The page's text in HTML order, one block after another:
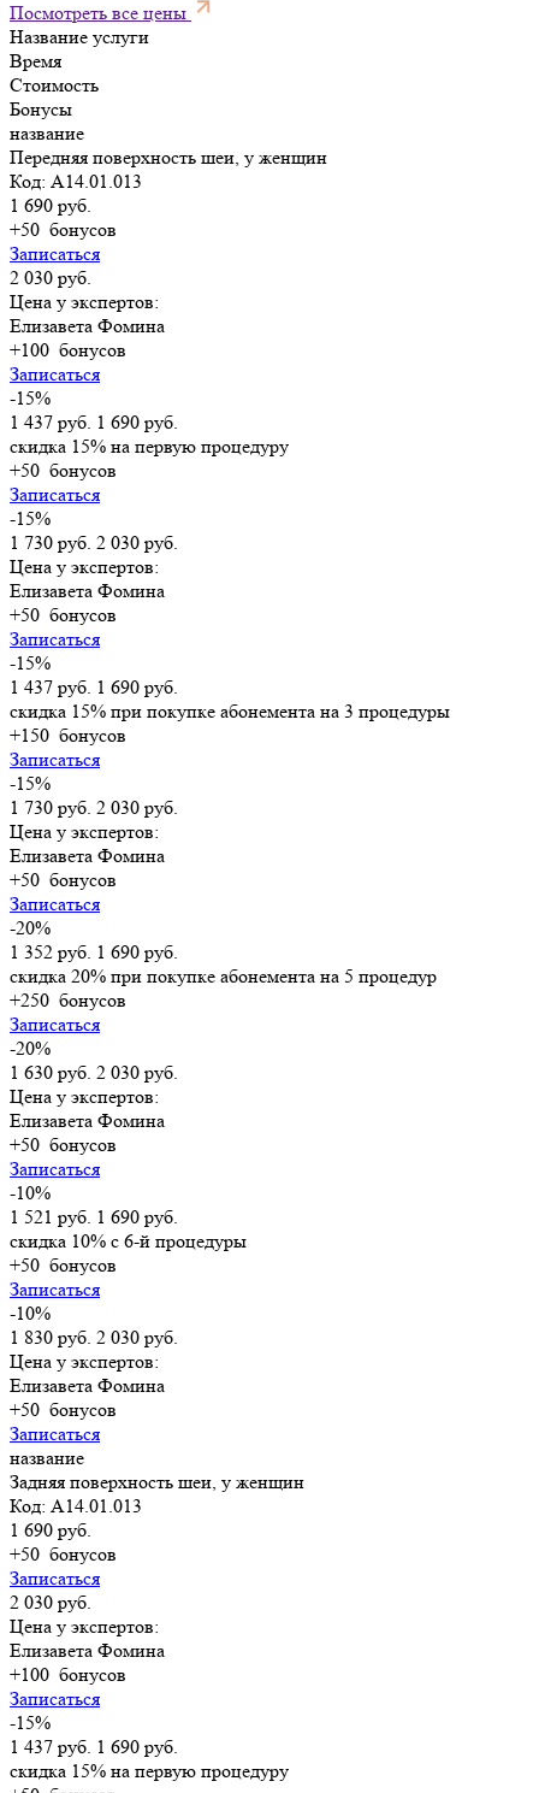
Посмотреть все цены
Название услуги
Время
Стоимость
Бонусы
название
Передняя поверхность шеи, у женщин
Код: A14.01.013
1 690 руб.
+50 бонусов
Записаться
2 030 руб.
Цена у экспертов:
Елизавета Фомина
+100 бонусов
Записаться
-15%
1 437 руб. 1 690 руб.
скидка 15% на первую процедуру
+50 бонусов
Записаться
-15%
1 730 руб. 2 030 руб.
Цена у экспертов:
Елизавета Фомина
+50 бонусов
Записаться
-15%
1 437 руб. 1 690 руб.
скидка 15% при покупке абонемента на 3 процедуры
+150 бонусов
Записаться
-15%
1 730 руб. 2 030 руб.
Цена у экспертов:
Елизавета Фомина
+50 бонусов
Записаться
-20%
1 352 руб. 1 690 руб.
скидка 20% при покупке абонемента на 5 процедур
+250 бонусов
Записаться
-20%
1 630 руб. 2 030 руб.
Цена у экспертов:
Елизавета Фомина
+50 бонусов
Записаться
-10%
1 521 руб. 1 690 руб.
скидка 10% с 6-й процедуры
+50 бонусов
Записаться
-10%
1 830 руб. 2 030 руб.
Цена у экспертов:
Елизавета Фомина
+50 бонусов
Записаться
название
Задняя поверхность шеи, у женщин
Код: A14.01.013
1 690 руб.
+50 бонусов
Записаться
2 030 руб.
Цена у экспертов:
Елизавета Фомина
+100 бонусов
Записаться
-15%
1 437 руб. 1 690 руб.
скидка 15% на первую процедуру